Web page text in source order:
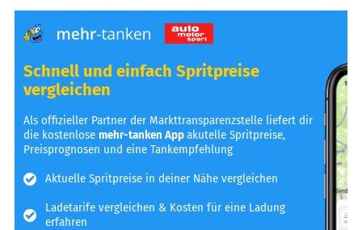
Schnell und einfach Spritpreise
vergleichen
Als offizieller Partner der Markttransparenzstelle liefert dir
die kostenlosemehr-tanken Appakutelle Spritpreise,
Preisprognosen und eine Tankempfehlung
Aktuelle Spritpreise in deiner Nähe vergleichen
Ladetarife vergleichen & Kosten für eine Ladung
erfahren